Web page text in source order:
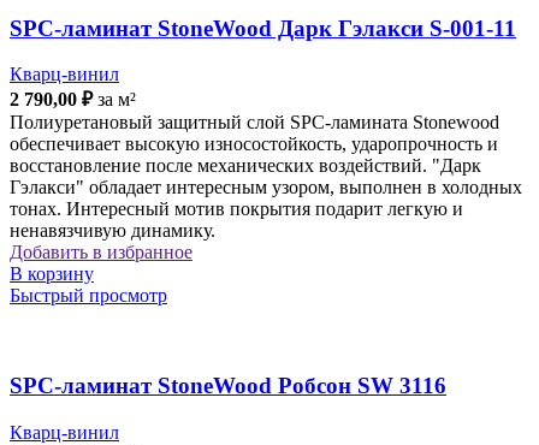
SPC-ламинат StoneWood Дарк Гэлакси S-001-11
Кварц-винил
2 790,00 ₽за м²
Полиуретановый защитный слой SPC-ламинатa Stonewood
обеспечивает высокую износостойкость, ударопрочность и
восстановление после механических воздействий. "Дарк
Гэлакси" обладает интересным узором, выполнен в холодных
тонах. Интересный мотив покрытия подарит легкую и
ненавязчивую динамику.
Добавить в избранное
В корзину
Быстрый просмотр
SPC-ламинат StoneWood Робсон SW 3116
Кварц-винил